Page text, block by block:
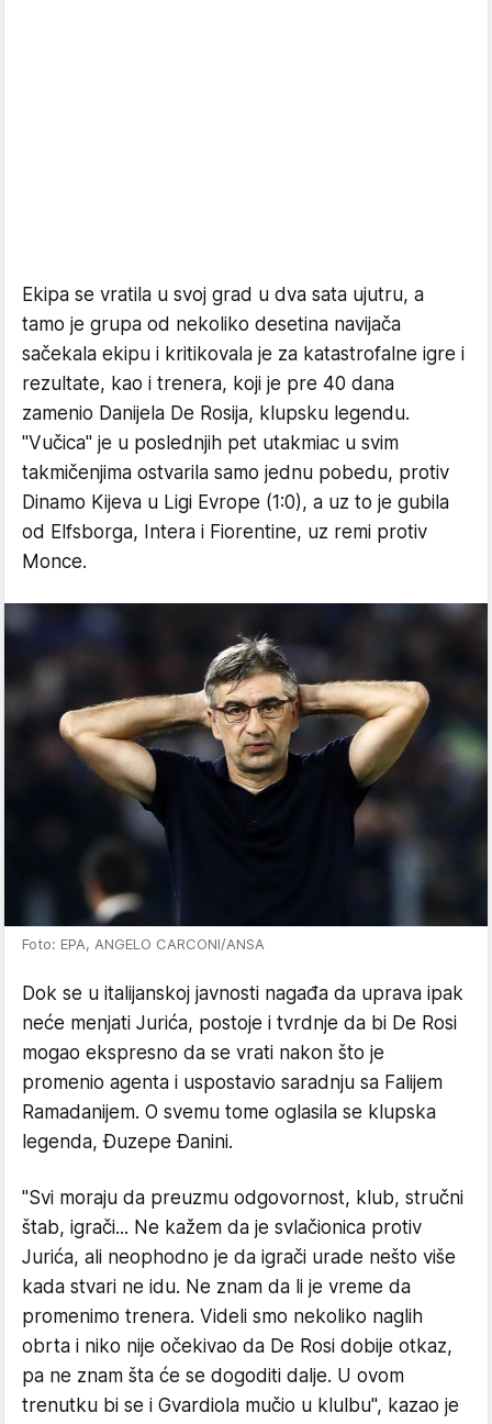
Ekipa se vratila u svoj grad u dva sata ujutru, a
tamo je grupa od nekoliko desetina navijača
sačekala ekipu i kritikovala je za katastrofalne igre i
rezultate, kao i trenera, koji je pre 40 dana
zamenio Danijela De Rosija, klupsku legendu.
"Vučica" je u poslednjih pet utakmiac u svim
takmičenjima ostvarila samo jednu pobedu, protiv
Dinamo Kijeva u Ligi Evrope (1:0), a uz to je gubila
od Elfsborga, Intera i Fiorentine, uz remi protiv
Monce.
Foto: EPA, ANGELO CARCONI/ANSA
Dok se u italijanskoj javnosti nagađa da uprava ipak
neće menjati Jurića, postoje i tvrdnje da bi De Rosi
mogao ekspresno da se vrati nakon što je
promenio agenta i uspostavio saradnju sa Falijem
Ramadanijem. O svemu tome oglasila se klupska
legenda, Đuzepe Đanini.
"Svi moraju da preuzmu odgovornost, klub, stručni
štab, igrači... Ne kažem da je svlačionica protiv
Jurića, ali neophodno je da igrači urade nešto više
kada stvari ne idu. Ne znam da li je vreme da
promenimo trenera. Videli smo nekoliko naglih
obrta i niko nije očekivao da De Rosi dobije otkaz,
pa ne znam šta će se dogoditi dalje. U ovom
trenutku bi se i Gvardiola mučio u klulbu", kazao je